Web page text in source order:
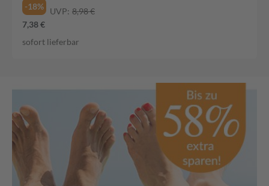
-18%
UVP: 8,98 €
7,38 €
sofort lieferbar